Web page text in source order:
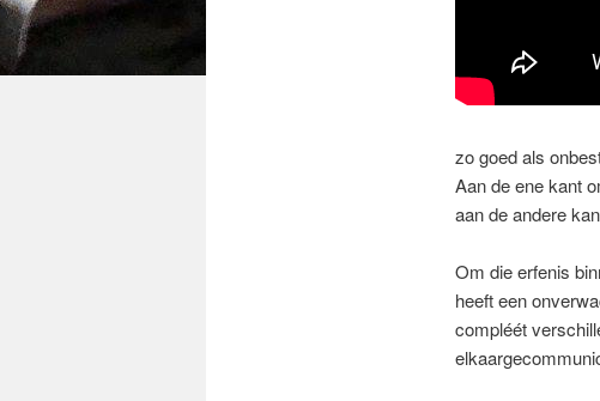
zo goed als
Aan de ene kant
aan de andere
Om die erfenis
heeft een
compléét
elkaar